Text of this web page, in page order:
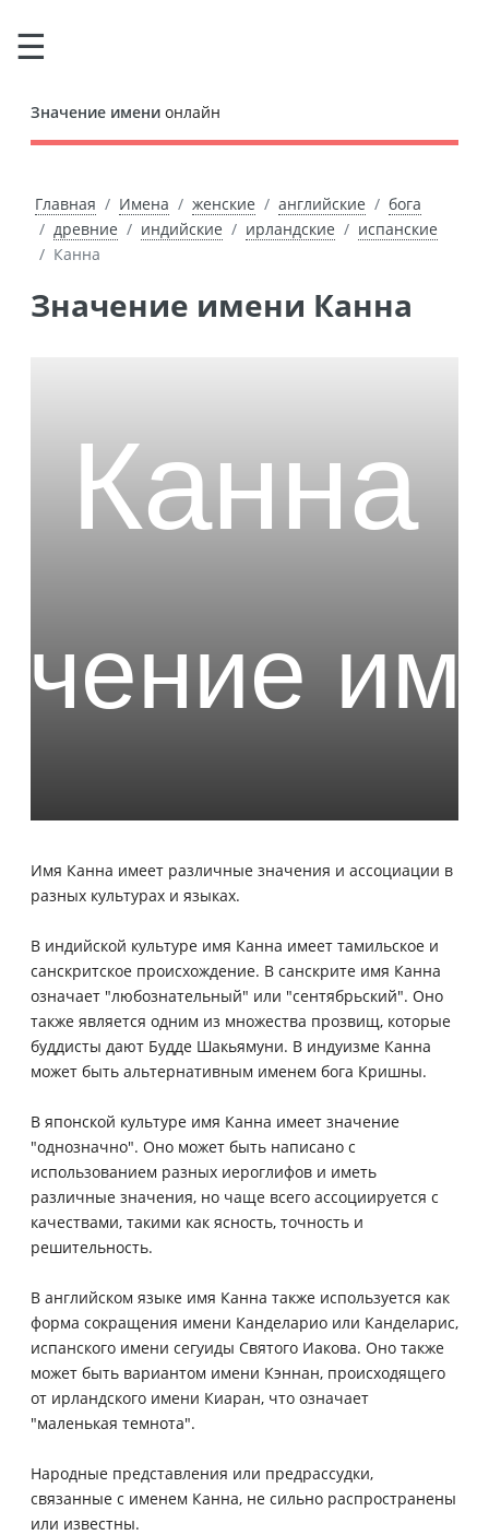
Значение имени онлайн
Главная Имена женские английские
бога
древние
индийские ирландские
испанские
Канна
Значение имени Канна
Имя Канна имеет различные значения и ассоциации в
разных культурах и языках.
В индийской культуре имя Канна имеет тамильское и
санскритское происхождение. В санскрите имя Канна
означает "любознательный" или "сентябрьский". Оно
также является одним из множества прозвищ, которые
буддисты дают Будде Шакьямуни. В индуизме Канна
может быть альтернативным именем бога Кришны.
В японской культуре имя Канна имеет значение
"однозначно". Оно может быть написано с
использованием разных иероглифов и иметь
различные значения, но чаще всего ассоциируется с
качествами, такими как ясность, точность и
решительность.
В английском языке имя Канна также используется как
форма сокращения имени Канделарио или Канделарис,
испанского имени сегуиды Святого Иакова. Оно также
может быть вариантом имени Кэннан, происходящего
от ирландского имени Киаран, что означает
"маленькая темнота".
Народные представления или предрассудки,
связанные с именем Канна, не сильно распространены
или известны.